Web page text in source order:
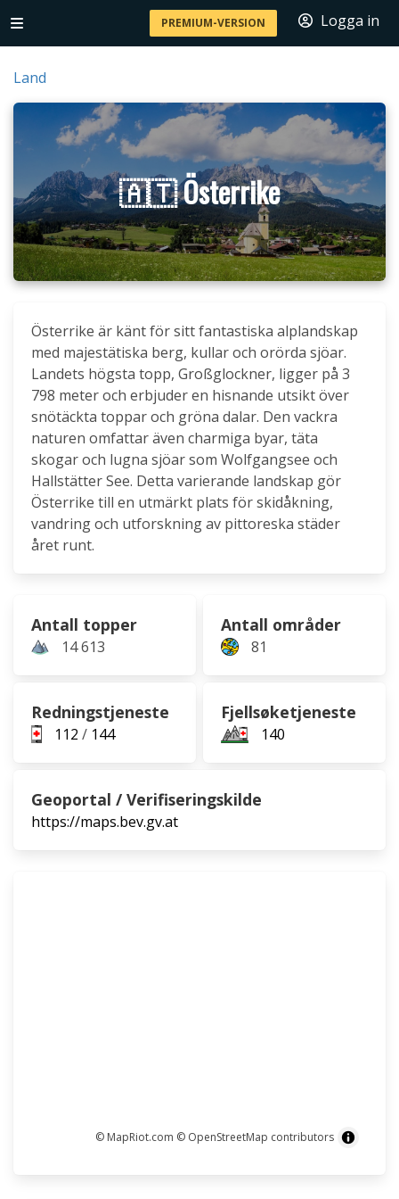
PREMIUM-VERSION Logga in
Land
🇦🇹 Österrike
Österrike är känt för sitt fantastiska alplandskap
med majestätiska berg, kullar och orörda sjöar.
Landets högsta topp, Großglockner, ligger på 3
798 meter och erbjuder en hisnande utsikt över
snötäckta toppar och gröna dalar. Den vackra
naturen omfattar även charmiga byar, täta
skogar och lugna sjöar som Wolfgangsee och
Hallstätter See. Detta varierande landskap gör
Österrike till en utmärkt plats för skidåkning,
vandring och utforskning av pittoreska städer
året runt.
Antall topper
14 613
Antall områder
81
Redningstjeneste
112 / 144
Fjellsøketjeneste
140
Geoportal / Verifiseringskilde
https://maps.bev.gv.at
© MapRiot.com © OpenStreetMap contributors